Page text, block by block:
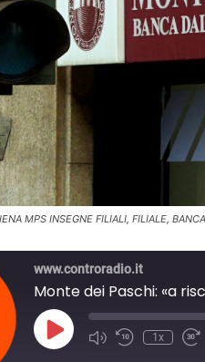
MPS INSEGNE FILIALI, FILIALE,
www.controradio.it
Play
Episode
1x